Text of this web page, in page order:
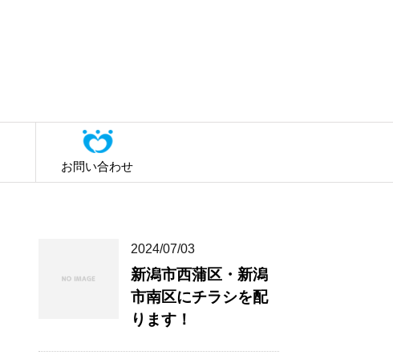
お問い合わせ
2024/07/03
新潟市西蒲区・新潟
市南区にチラシを配
ります！